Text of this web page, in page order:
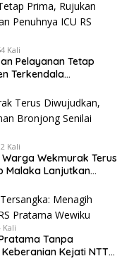
Kali
Pelayanan Tetap
Terkendala
Kali
Warga Wekmurak Terus
Malaka Lanjutkan
Kali
Tanpa
Kejati NTT